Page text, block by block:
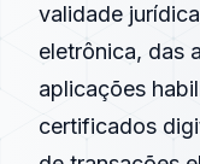
validade
eletrônica, das
aplicações
certificados